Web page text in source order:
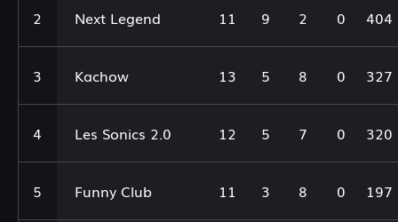
2 Next Legend 11 9 2 0 404
3 Kachow 13 5 8 0 327
4 Les Sonics 2.0 12 5 7 0 320
5 Funny Club 11 3 8 0 197